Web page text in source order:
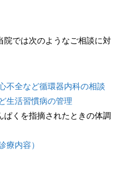
院では次のようなご相談に対
不全など循環器内科の相談
生活習慣病の管理
くを指摘されたときの体調
療内容）